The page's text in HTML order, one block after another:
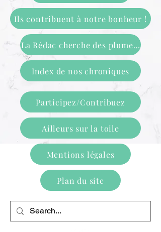
Ils contribuent à notre bonheur !
La Rédac cherche des plumes !
Index de nos chroniques
Participez/Contribuez
Ailleurs sur la toile
Mentions légales
Plan du site